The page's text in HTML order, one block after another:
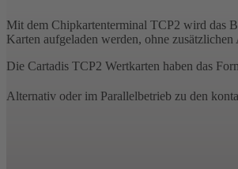
Mit dem Chipkartenterminal TCP2 wird das
Karten aufgeladen werden, ohne
Die Cartadis TCP2 Wertkarten haben das
Alternativ oder im Parallelbetrieb zu den